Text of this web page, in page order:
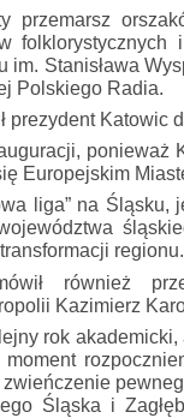
przemarsz
im. Stanisława
Polskiego Radia.
prezydent Katowic
ponieważ
Europejskim
liga” na
regionu.
również
Kazimierz
rok
Śląska i